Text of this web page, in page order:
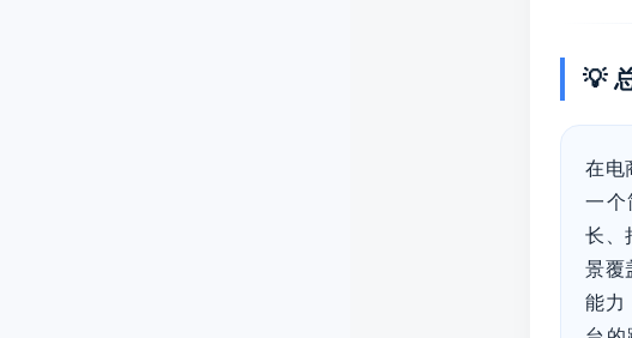
💡
在电
一个
长、
景覆
能力